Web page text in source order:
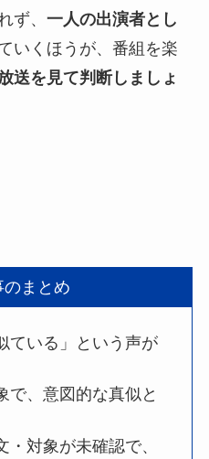
ず、 一人の出演者とし
いくほうが、番組を楽
送を見て判断しましょ
のまとめ
ている」という声が
で、意図的な真似と
対象が未確認で、